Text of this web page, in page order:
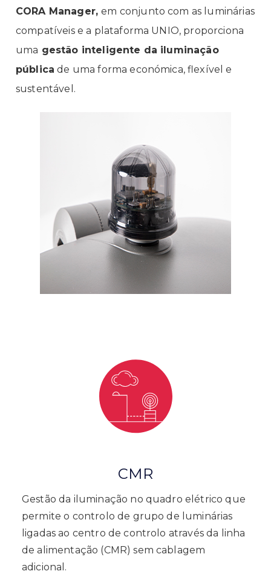
CORA Manager,em conjunto com as luminárias
compatíveis e a plataforma UNIO, proporciona
uma gestão inteligente da iluminação
pública de uma forma económica, flexível e
sustentável.
CMR
Gestão da iluminação no quadro elétrico que
permite o controlo de grupo de luminárias
ligadas ao centro de controlo através da linha
de alimentação (CMR) sem cablagem
adicional.